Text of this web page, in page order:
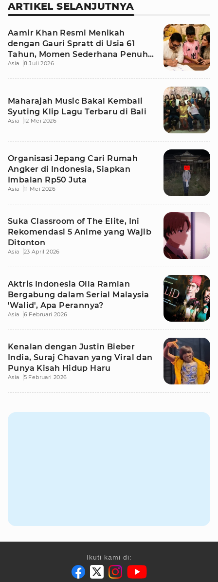
ARTIKEL SELANJUTNYA
Aamir Khan Resmi Menikah
dengan Gauri Spratt di Usia 61
Tahun, Momen Sederhana Penuh
Kehangatan
Asia 8 Juli 2026
Maharajah Music Bakal Kembali
Syuting Klip Lagu Terbaru di Bali
Asia 12 Mei 2026
Organisasi Jepang Cari Rumah
Angker di Indonesia, Siapkan
Imbalan Rp50 Juta
Asia 11 Mei 2026
Suka Classroom of The Elite, Ini
Rekomendasi 5 Anime yang Wajib
Ditonton
Asia 23 April 2026
Aktris Indonesia Olla Ramlan
Bergabung dalam Serial Malaysia
'Walid', Apa Perannya?
Asia 6 Februari 2026
Kenalan dengan Justin Bieber
India, Suraj Chavan yang Viral dan
Punya Kisah Hidup Haru
Asia 5 Februari 2026
Ikuti kami di: